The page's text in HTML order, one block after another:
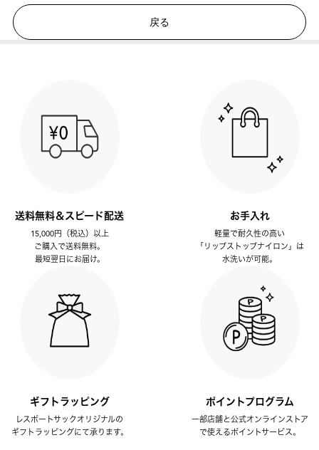
戻る
送料無料＆スピード配送
15,000円（税込）以上
ご購入で送料無料。
最短翌日にお届け。
お手入れ
軽量で耐久性の高い
「リップストップナイロン」は
水洗いが可能。
ギフトラッピング
レスポートサックオリジナルの
ギフトラッピングにて承ります。
ポイントプログラム
一部店舗と公式オンラインストア
で使えるポイントサービス。